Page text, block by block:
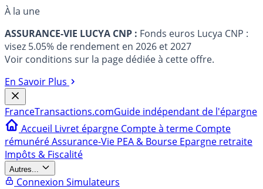
À la une
ASSURANCE-VIE LUCYA CNP : Fonds euros Lucya CNP :
visez 5.05% de rendement en 2026 et 2027
Voir conditions sur la page dédiée à cette offre.
En Savoir Plus
FranceTransactions.comGuide indépendant de l'épargne
Accueil Livret épargne Compte à terme Compte
rémunéréAssurance-Vie PEA & Bourse Epargne retraite
Impôts & Fiscalité
Autres...
Connexion Simulateurs